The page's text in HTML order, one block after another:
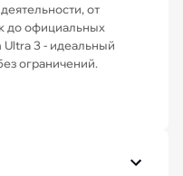
от
до официальных
3 - идеальный
ограничений.